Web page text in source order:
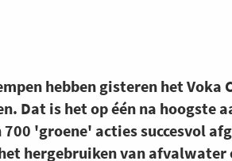
hebben gisteren het Voka
Dat is het op één na hoogste
'groene' acties succesvol
hergebruiken van afvalwater